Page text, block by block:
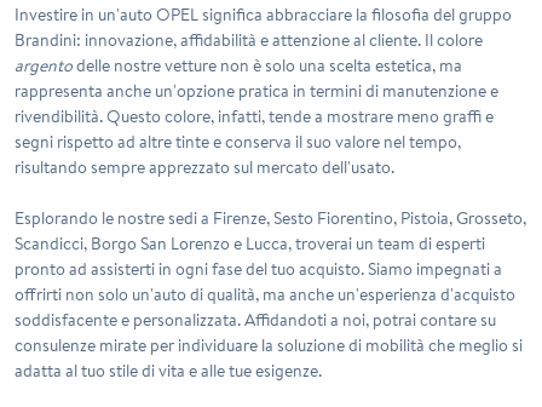
Investire in un'autoOPELsignifica abbracciare la filosofia del gruppo
Brandini: innovazione, affidabilità e attenzione al cliente. Il colore
argentodelle nostre vetture non è solo una scelta estetica, ma
rappresenta anche un'opzione pratica in termini di manutenzione e
rivendibilità. Questo colore, infatti, tende a mostrare meno graffi e
segni rispetto ad altre tinte e conserva il suo valore nel tempo,
risultando sempre apprezzato sul mercato dell'usato.
Esplorando le nostre sedi a Firenze, Sesto Fiorentino, Pistoia, Grosseto,
Scandicci, Borgo San Lorenzo e Lucca, troverai un team di esperti
pronto ad assisterti in ogni fase del tuo acquisto. Siamo impegnati a
offrirti non solo un'auto di qualità, ma anche un'esperienza d'acquisto
soddisfacente e personalizzata. Affidandoti a noi, potrai contare su
consulenze mirate per individuare la soluzione di mobilità che meglio si
adatta al tuo stile di vita e alle tue esigenze.